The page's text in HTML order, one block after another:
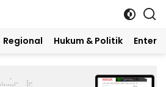
Regional Hukum & Politik